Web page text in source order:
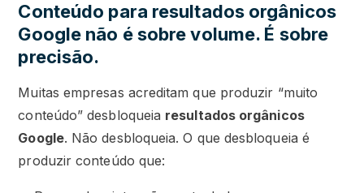
Conteúdo para resultados orgânicos
Google não é sobre volume. É sobre
precisão.
Muitas empresas acreditam que produzir “muito
conteúdo” desbloqueia resultados orgânicos
Google. Não desbloqueia. O que desbloqueia é
produzir conteúdo que: